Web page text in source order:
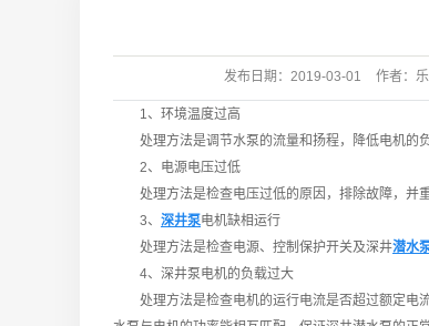
发布日期： 2019-03-01 作者：
1、环境温度过高
处理方法是调节水泵的流量和扬程，降低电机的负
2、电源电压过低
处理方法是检查电压过低的原因，排除故障，并重
3、 深井泵电机缺相运行
处理方法是检查电源、控制保护开关及深井潜水
4、深井泵电机的负载过大
处理方法是检查电机的运行电流是否超过额定电流